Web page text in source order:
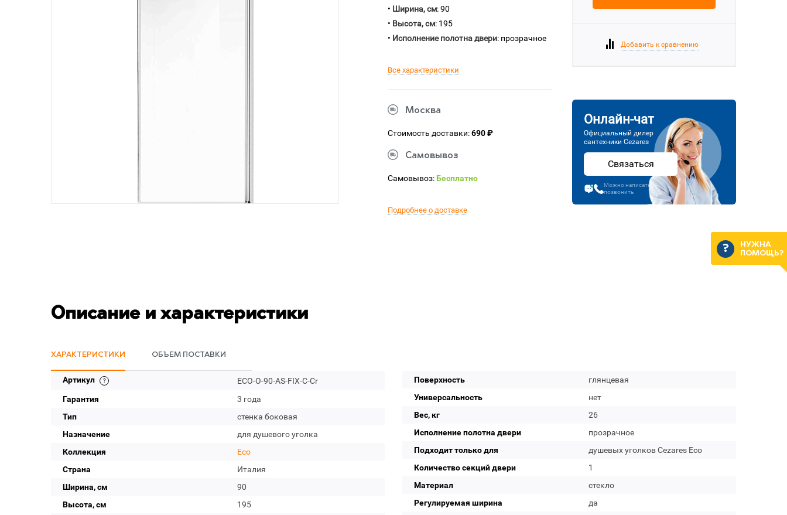
• Ширина, см: 90
• Высота, см: 195
• Исполнение полотна двери: прозрачное
Все характеристики
Москва
Стоимость доставки:690 ₽
Самовывоз
Самовывоз:Бесплатно
Подробнее о доставке
Добавить к сравнению
Онлайн-чат
Официальный дилер
сантехники Cezares
Связаться
Можно написать или
позвонить
Описание и характеристики
ХАРАКТЕРИСТИКИ ОБЪЕМ ПОСТАВКИ
Артикул
ECO-O-90-AS-FIX-C-Cr
Гарантия
3 года
Тип
стенка боковая
Назначение
для душевого уголка
Коллекция
Eco
Страна
Италия
Ширина, см
90
Высота, см
195
Поверхность
глянцевая
Универсальность
нет
Вес, кг
26
Исполнение полотна двери
прозрачное
Подходит только для
душевых уголков Cezares Eco
Количество секций двери
1
Материал
стекло
Регулируемая ширина
да
НУЖНА
ПОМОЩЬ?